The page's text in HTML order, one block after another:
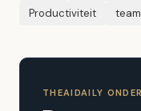
Productiviteit
THEAIDAILY